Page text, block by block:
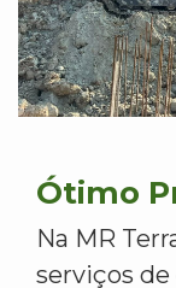
Ótimo
Na MR
serviços